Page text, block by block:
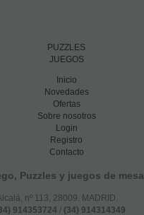
PUZZLES
JUEGOS
Inicio
Novedades
Ofertas
Sobre nosotros
Login
Registro
Contacto
Puzzles y juegos de mesa
nº 113, 28009. MADRID.
914353724/ (34) 914314349